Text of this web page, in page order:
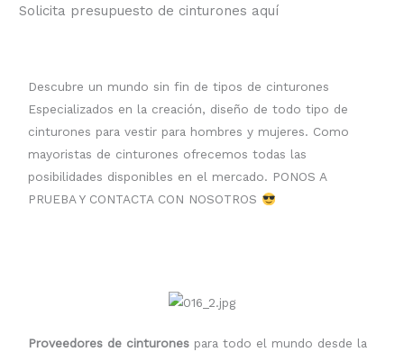
Solicita presupuesto de cinturones aquí
Descubre un mundo sin fin de tipos de cinturones
Especializados en la creación, diseño de todo tipo de
cinturones para vestir para hombres y mujeres. Como
mayoristas de cinturones ofrecemos todas las
posibilidades disponibles en el mercado. PONOS A
PRUEBA Y CONTACTA CON NOSOTROS
Proveedores de cinturones para todo el mundo desde la